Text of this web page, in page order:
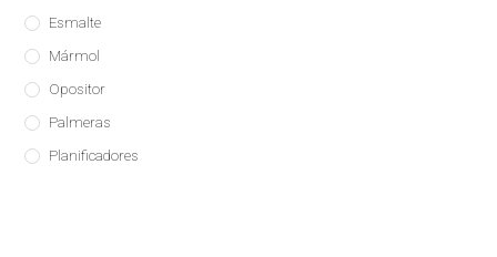
Esmalte
Mármol
Opositor
Palmeras
Planificadores